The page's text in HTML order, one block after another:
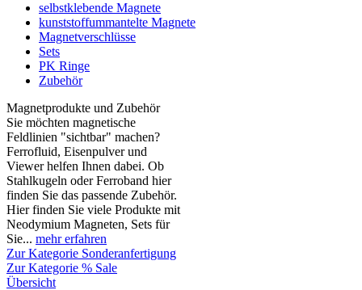
selbstklebende Magnete
kunststoffummantelte Magnete
Magnetverschlüsse
Sets
PK Ringe
Zubehör
Magnetprodukte und Zubehör
Sie möchten magnetische
Feldlinien "sichtbar" machen?
Ferrofluid, Eisenpulver und
Viewer helfen Ihnen dabei. Ob
Stahlkugeln oder Ferroband hier
finden Sie das passende Zubehör.
Hier finden Sie viele Produkte mit
Neodymium Magneten, Sets für
Sie... mehr erfahren
Zur Kategorie Sonderanfertigung
Zur Kategorie % Sale
Übersicht